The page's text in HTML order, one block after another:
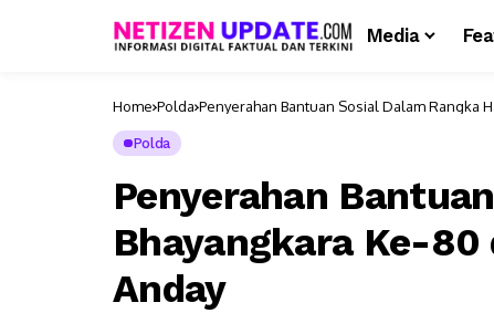
Media
Home Polda Penyerahan Bantuan Sosial Dalam Rangka
Polda
Penyerahan
Bhayangkara Ke-
Anday